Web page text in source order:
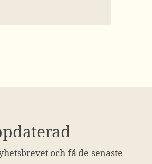
och få de senaste